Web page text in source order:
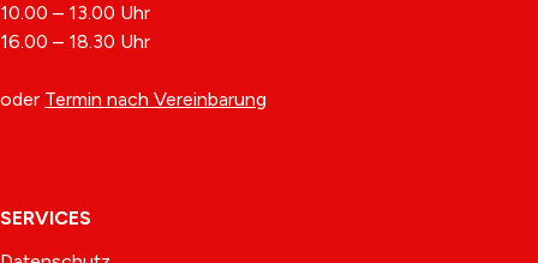
10.00 – 13.00 Uhr
16.00 – 18.30 Uhr
oder Termin nach Vereinbarung
SERVICES